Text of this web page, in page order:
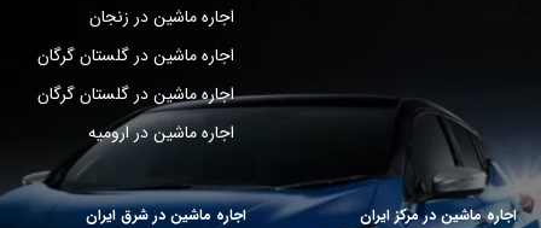
اجاره ماشین در زنجان
اجاره ماشین در گلستان گرگان
اجاره ماشین در گلستان گرگان
اجاره ماشین در ارومیه
اجاره ماشین در مرکز ایران اجاره ماشین در شرق ایران